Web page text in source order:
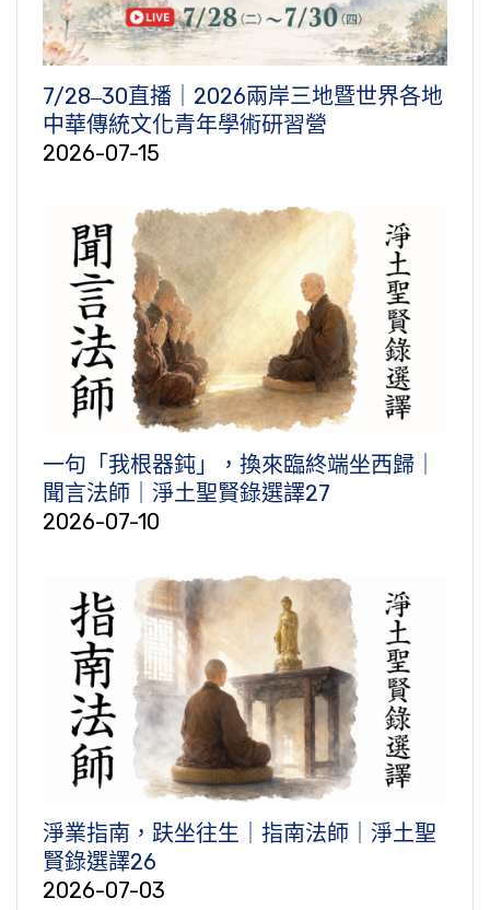
7/28‒30直播｜2026兩岸三地暨世界各地
中華傳統文化青年學術研習營
2026-07-15
一句「我根器鈍」，換來臨終端坐西歸｜
聞言法師｜淨土聖賢錄選譯27
2026-07-10
淨業指南，趺坐往生｜指南法師｜淨土聖
賢錄選譯26
2026-07-03